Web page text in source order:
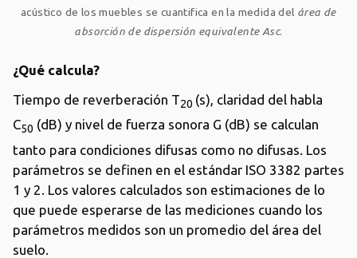
acústico de los muebles se cuantifica en la medida del área de
absorción de dispersión equivalente Asc.
¿Qué calcula?
Tiempo de reverberación T20 (s), claridad del habla
C50 (dB) y nivel de fuerza sonora G (dB) se calculan
tanto para condiciones difusas como no difusas. Los
parámetros se definen en el estándar ISO 3382 partes
1 y 2. Los valores calculados son estimaciones de lo
que puede esperarse de las mediciones cuando los
parámetros medidos son un promedio del área del
suelo.